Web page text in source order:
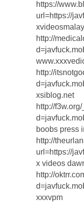
https://
url=https://
http://
http://
xsiblog.net
http://
boobs press
http://
url=https://
x videos
http://
xxxvpm